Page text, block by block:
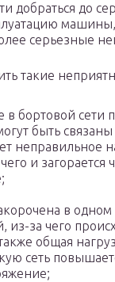
добраться до
серьезные
такие
в бортовой сети
быть связаны
неправильное
и
в одном
из-за чего
общая
сеть